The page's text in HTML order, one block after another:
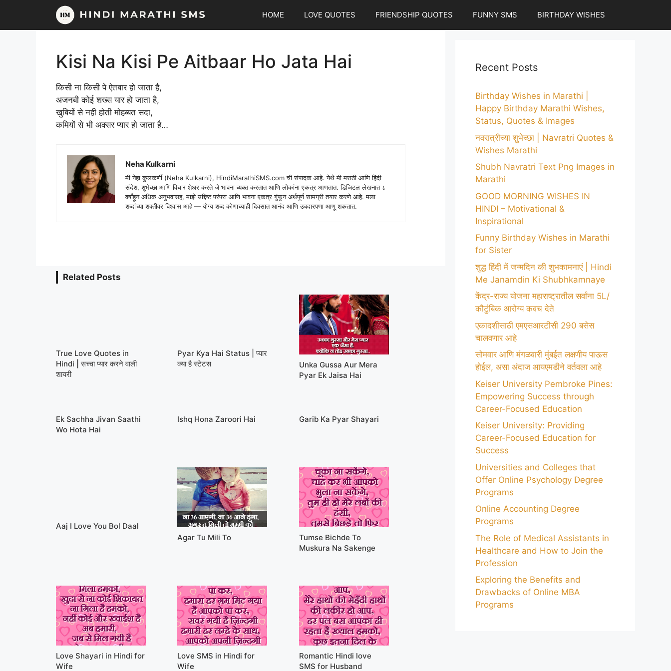
content
HOME LOVE QUOTES FRIENDSHIP QUOTES FUNNY SMS BIRTHDAY WISHES
Kisi Na Kisi Pe Aitbaar Ho Jata Hai
किसी ना किसी पे ऐतबार हो जाता है,
अजनबी कोई शख्स यार हो जाता है,
खुबियों से नही होती मोहब्बत सदा,
कमियों से भी अक्सर प्यार हो जाता है…
Neha Kulkarni
मी नेहा कुलकर्णी (Neha Kulkarni), HindiMarathiSMS.com ची संपादक आहे. येथे मी मराठी आणि हिंदी
संदेश, शुभेच्छा आणि विचार शेअर करते जे भावना व्यक्त करतात आणि लोकांना एकत्र आणतात. डिजिटल लेखनात ८
वर्षांहून अधिक अनुभवासह, माझे उद्दिष्ट परंपरा आणि भावना एकत्र गुंफून अर्थपूर्ण सामग्री तयार करणे आहे. मला
शब्दांच्या शक्तीवर विश्वास आहे — योग्य शब्द कोणाच्याही दिवसात आनंद आणि उबदारपणा आणू शकतात.
Related Posts
True Love Quotes in
Hindi | सच्चा प्यार करने वाली
शायरी
Pyar Kya Hai Status | प्यार
क्या है स्टेटस
Unka Gussa Aur Mera
Pyar Ek Jaisa Hai
Ek Sachha Jivan Saathi
Wo Hota Hai
Ishq Hona Zaroori Hai Garib Ka Pyar Shayari
Aaj I Love You Bol Daal
Agar Tu Mili To
Tumse Bichde To
Muskura Na Sakenge
Love Shayari in Hindi for
Wife
Love SMS in Hindi for
Wife
Romantic Hindi love
SMS for Husband
Recent Posts
Birthday Wishes in Marathi |
Happy Birthday Marathi Wishes,
Status, Quotes & Images
नवरात्रीच्या शुभेच्छा | Navratri Quotes &
Wishes Marathi
Shubh Navratri Text Png Images in
Marathi
GOOD MORNING WISHES IN
HINDI – Motivational &
Inspirational
Funny Birthday Wishes in Marathi
for Sister
शुद्ध हिंदी में जन्मदिन की शुभकामनाएं | Hindi
Me Janamdin Ki Shubhkamnaye
केंद्र-राज्य योजना महाराष्ट्रातील सर्वांना 5L/
कौटुंबिक आरोग्य कवच देते
एकादशीसाठी एमएसआरटीसी 290 बसेस
चालवणार आहे
सोमवार आणि मंगळवारी मुंबईत लक्षणीय पाऊस
होईल, असा अंदाज आयएमडीने वर्तवला आहे
Keiser University Pembroke Pines:
Empowering Success through
Career-Focused Education
Keiser University: Providing
Career-Focused Education for
Success
Universities and Colleges that
Offer Online Psychology Degree
Programs
Online Accounting Degree
Programs
The Role of Medical Assistants in
Healthcare and How to Join the
Profession
Exploring the Benefits and
Drawbacks of Online MBA
Programs